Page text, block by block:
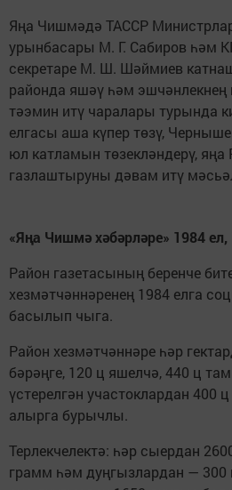
Яңа Чишмәдә ТАССР
урынбасары М. Г. Сабиров һәм
секретаре М. Ш. Шәймиев
районда яшәү һәм
тәэмин итү чаралары турында
елгасы аша күпер төзү,
юл катламын төзекләндерү,
газлаштыруны дәвам итү
«Яңа Чишмә хәбәрләре» 1984
Район газетасының беренче
хезмәтчәннәренең 1984 елга
басылып чыга.
Район хезмәтчәннәре һәр
бәрәңге, 120 ц яшелчә, 440 ц
үстерелгән участоклардан 400
алырга бурычлы.
Терлекчелектә: һәр сыердан
грамм һәм дуңгызлардан —